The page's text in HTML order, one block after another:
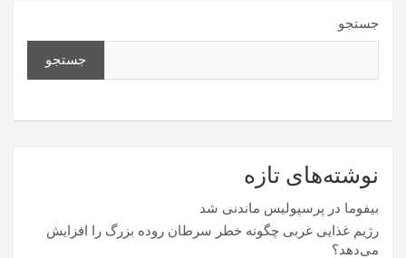
جستجو
جستجو
نوشته‌های تازه
بیفوما در پرسپولیس ماندنی شد
رژیم غذایی غربی چگونه خطر سرطان روده بزرگ را افزایش
می‌دهد؟